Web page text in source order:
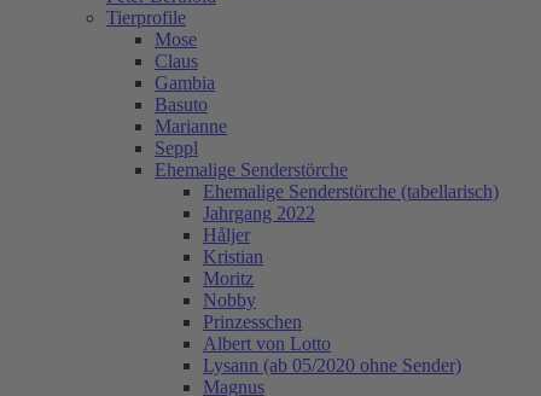
Tierprofile
Mose
Claus
Gambia
Basuto
Marianne
Seppl
Ehemalige Senderstörche
Ehemalige Senderstörche (tabellarisch)
Jahrgang 2022
Håljer
Kristian
Moritz
Nobby
Prinzesschen
Albert von Lotto
Lysann (ab 05/2020 ohne Sender)
Magnus